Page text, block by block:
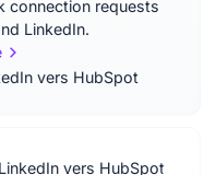
connection requests
LinkedIn.